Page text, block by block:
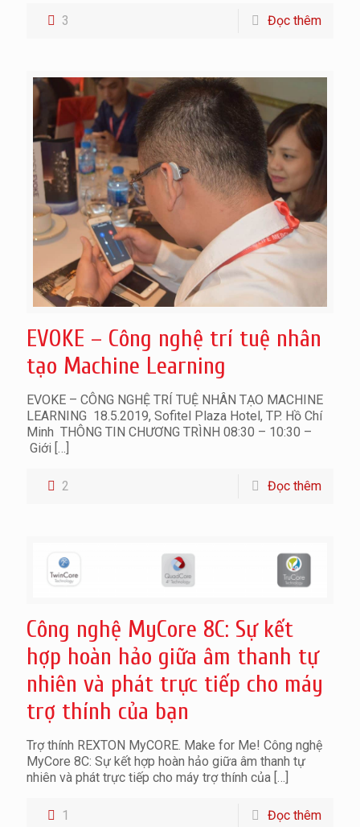
3 Đọc thêm
EVOKE – Công nghệ trí tuệ nhân
tạo Machine Learning
EVOKE – CÔNG NGHỆ TRÍ TUỆ NHÂN TẠO MACHINE
LEARNING 18.5.2019, Sofitel Plaza Hotel, TP. Hồ Chí
Minh THÔNG TIN CHƯƠNG TRÌNH 08:30 – 10:30 –
Giới […]
2 Đọc thêm
Công nghệ MyCore 8C: Sự kết
hợp hoàn hảo giữa âm thanh tự
nhiên và phát trực tiếp cho máy
trợ thính của bạn
Trợ thính REXTON MyCORE. Make for Me! Công nghệ
MyCore 8C: Sự kết hợp hoàn hảo giữa âm thanh tự
nhiên và phát trực tiếp cho máy trợ thính của […]
1 Đọc thêm